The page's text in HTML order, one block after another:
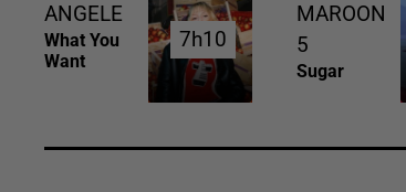
ANGELE
What You
Want
7h10
7h10
MAROON
5
Sugar